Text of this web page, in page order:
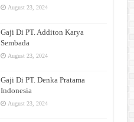
August 23, 2024
Gaji Di PT. Additon Karya
Sembada
August 23, 2024
Gaji Di PT. Denka Pratama
Indonesia
August 23, 2024